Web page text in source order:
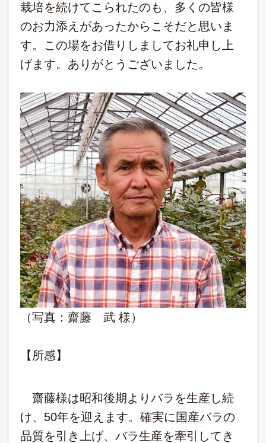
栽培を続けてこられたのも、多くの皆様
のお力添えがあったからこそだと思いま
す。この場をお借りしましてお礼申し上
げます。ありがとうございました。
（写真：齋藤 武 様）
【所感】
齋藤様は昭和後期よりバラを生産し続
け、50年を迎えます。確実に国産バラの
品質を引き上げ、バラ生産を牽引してき